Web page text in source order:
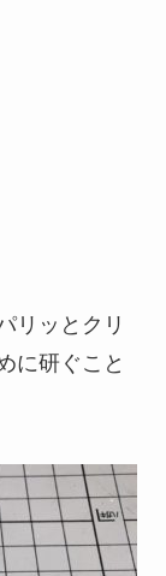
リッとクリ
に研ぐこと